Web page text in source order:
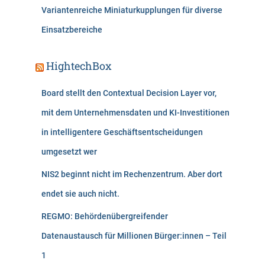
Variantenreiche Miniaturkupplungen für diverse
Einsatzbereiche
HightechBox
Board stellt den Contextual Decision Layer vor,
mit dem Unternehmensdaten und KI-Investitionen
in intelligentere Geschäftsentscheidungen
umgesetzt wer
NIS2 beginnt nicht im Rechenzentrum. Aber dort
endet sie auch nicht.
REGMO: Behördenübergreifender
Datenaustausch für Millionen Bürger:innen – Teil
1